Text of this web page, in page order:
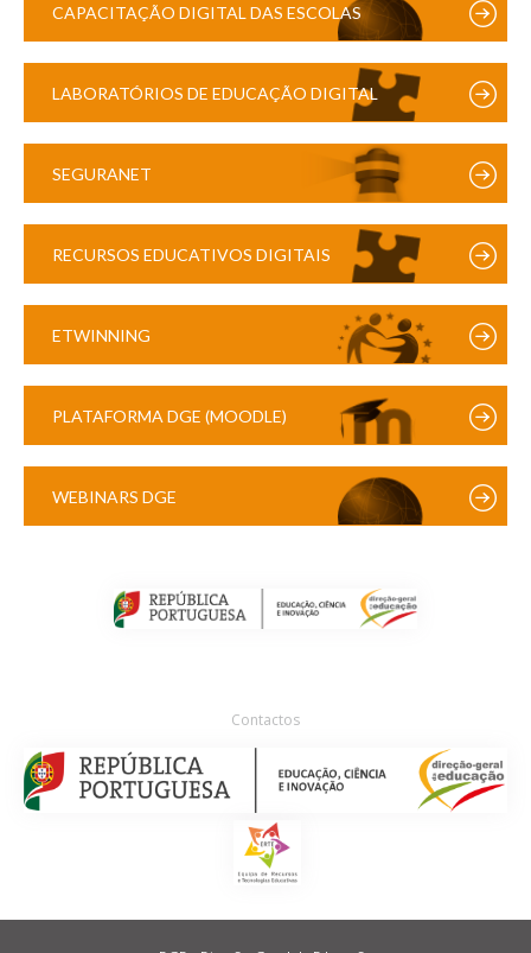
CAPACITAÇÃO DIGITAL DAS ESCOLAS
LABORATÓRIOS DE EDUCAÇÃO DIGITAL
SEGURANET
RECURSOS EDUCATIVOS DIGITAIS
ETWINNING
PLATAFORMA DGE (MOODLE)
WEBINARS DGE
Contactos